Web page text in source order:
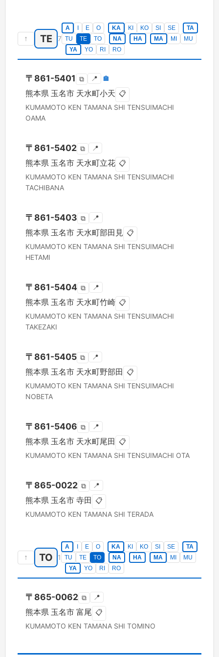
↑ TE 7
A E O KA KI KO SI SE
TA
TU
TE TO NA HA MA MI
MU
YA
YO RI RO
〒 861-5401 ⧉ 📍 🏣
熊本県 玉名市 天水町小天 📋
KUMAMOTO KEN TAMANA SHI TENSUIMACHI
OAMA
〒 861-5402 ⧉ 📍
熊本県 玉名市 天水町立花 📋
KUMAMOTO KEN TAMANA SHI TENSUIMACHI
TACHIBANA
〒 861-5403 ⧉ 📍
熊本県 玉名市 天水町部田見 📋
KUMAMOTO KEN TAMANA SHI TENSUIMACHI
HETAMI
〒 861-5404 ⧉ 📍
熊本県 玉名市 天水町竹崎 📋
KUMAMOTO KEN TAMANA SHI TENSUIMACHI
TAKEZAKI
〒 861-5405 ⧉ 📍
熊本県 玉名市 天水町野部田 📋
KUMAMOTO KEN TAMANA SHI TENSUIMACHI
NOBETA
〒 861-5406 ⧉ 📍
熊本県 玉名市 天水町尾田 📋
KUMAMOTO KEN TAMANA SHI TENSUIMACHI OTA
〒 865-0022 ⧉ 📍
熊本県 玉名市 寺田 📋
KUMAMOTO KEN TAMANA SHI TERADA
↑ TO 1
A E O KA KI KO SI SE
TA
TU
TE TO NA HA MA MI
MU
YA
YO RI RO
〒 865-0062 ⧉ 📍
熊本県 玉名市 富尾 📋
KUMAMOTO KEN TAMANA SHI TOMINO